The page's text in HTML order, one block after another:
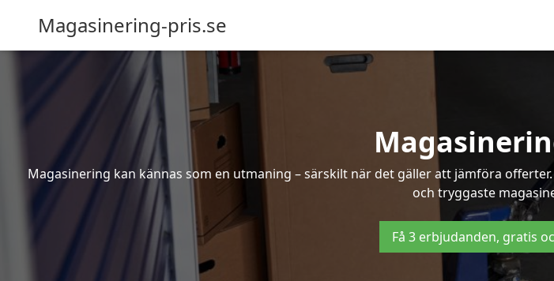
Magasinering-pris.se
Magasinering kan kännas som en utmaning – särskilt när det gäller att jämföra
och tryggaste
Få 3 erbjudanden, gratis